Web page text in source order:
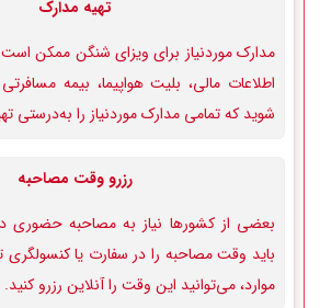
تهیه مدارک
مدارک موردنیاز برای ویزای شنگن ممکن
اطلاعات مالی، بلیت هواپیما، بیمه
شوید که تمامی مدارک موردنیاز را به‌درستی
رزرو وقت مصاحبه
بعضی از کشورها نیاز به مصاحبه حضوری
باید وقت مصاحبه را در سفارت یا
موارد، می‌توانید این وقت را آنلاین رزرو کنید.